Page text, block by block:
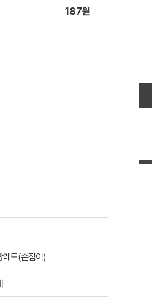
187원
레드(손잡이)